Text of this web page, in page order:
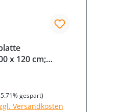
x 120 cm;
gespart)
Versandkosten